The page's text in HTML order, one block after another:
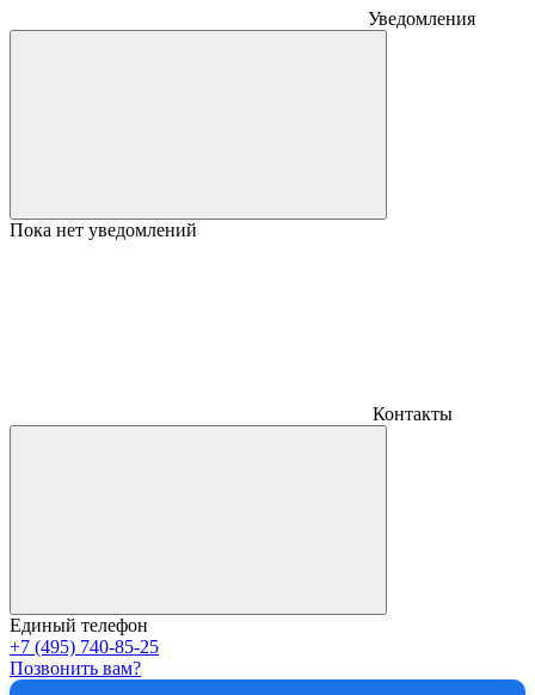
Уведомления
Пока нет уведомлений
Контакты
Единый телефон
+7 (495) 740-85-25
Позвонить вам?